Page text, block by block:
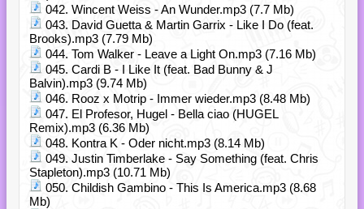
042. Wincent Weiss - An Wunder.mp3 (7.7 Mb)
043. David Guetta & Martin Garrix - Like I Do (feat.
Brooks).mp3 (7.79 Mb)
044. Tom Walker - Leave a Light On.mp3 (7.16 Mb)
045. Cardi B - I Like It (feat. Bad Bunny & J
Balvin).mp3 (9.74 Mb)
046. Rooz x Motrip - Immer wieder.mp3 (8.48 Mb)
047. El Profesor, Hugel - Bella ciao (HUGEL
Remix).mp3 (6.36 Mb)
048. Kontra K - Oder nicht.mp3 (8.14 Mb)
049. Justin Timberlake - Say Something (feat. Chris
Stapleton).mp3 (10.71 Mb)
050. Childish Gambino - This Is America.mp3 (8.68
Mb)